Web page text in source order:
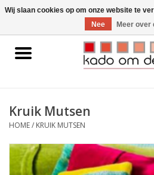
Home
Gadgets
Huishoudelijk
Kruik Mutsen
HOME/ KRUIK MUTSEN
Wij slaan cookies op om onze website te
Nee
Meer over